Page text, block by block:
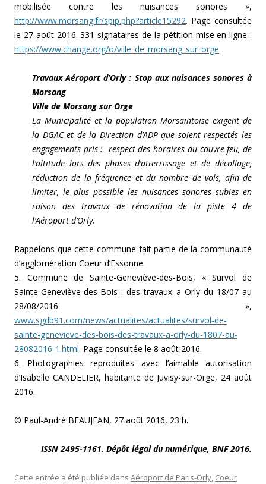
mobilisée contre les nuisances sonores »,
http://www.morsang.fr/spip.php?article15292. Page consultée
le 27 août 2016. 331 signataires de la pétition mise en ligne :
https://www.change.org/o/ville_de_morsang_sur_orge.
Travaux Aéroport d’Orly : Stop aux nuisances sonores à
Morsang
Ville de Morsang sur Orge
La Municipalité et la population Morsaintoise exigent de
la DGAC et de la Direction d’ADP que soient respectés les
engagements pris : respect des horaires du couvre feu, de
l’altitude lors des phases d’atterrissage et de décollage,
réduction de la fréquence et du nombre de vols, afin de
limiter, le plus possible les nuisances sonores subies en
raison des travaux de rénovation de la piste 4 de
l’Aéroport d’Orly.
Rappelons que cette commune fait partie de la communauté
d’agglomération Coeur d’Essonne.
5. Commune de Sainte-Geneviève-des-Bois, « Survol de
Sainte-Geneviève-des-Bois : des travaux a Orly du 18/07 au
28/08/2016 »,
www.sgdb91.com/news/actualites/actualites/survol-de-
sainte-genevieve-des-bois-des-travaux-a-orly-du-1807-au-
28082016-1.html. Page consultée le 8 août 2016.
6. Photographies reproduites avec l’aimable autorisation
d’Isabelle CANDELIER, habitante de Juvisy-sur-Orge, 24 août
2016.
© Paul-André BEAUJEAN, 27 août 2016, 23 h.
ISSN 2495-1161. Dépôt légal du numérique, BNF 2016.
Cette entrée a été publiée dans Aéroport de Paris-Orly, Coeur